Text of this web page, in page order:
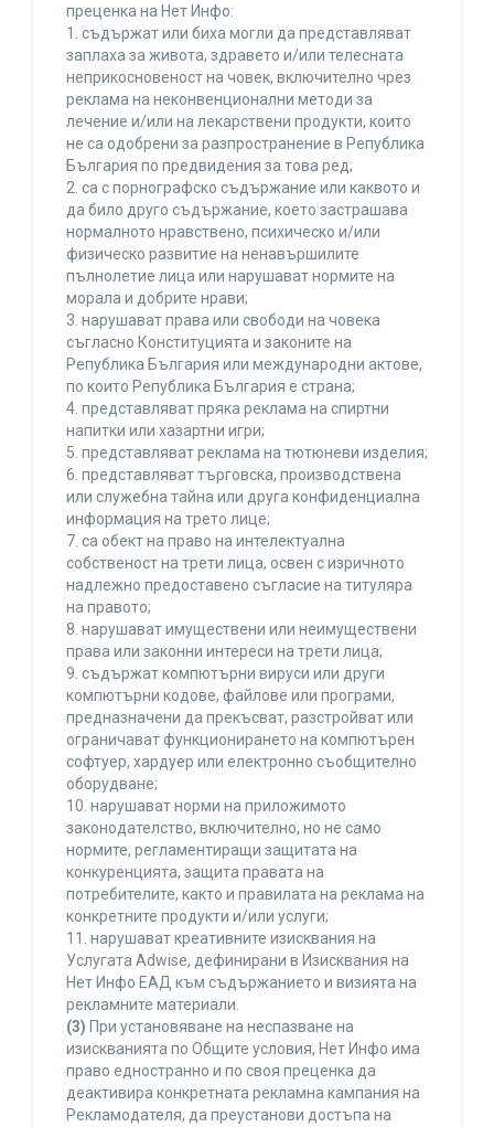
преценка на Нет Инфо:
1. съдържат или биха могли да представляват
заплаха за живота, здравето и/или телесната
неприкосновеност на човек, включително чрез
реклама на неконвенционални методи за
лечение и/или на лекарствени продукти, които
не са одобрени за разпространение в Република
България по предвидения за това ред;
2. са с порнографско съдържание или каквото и
да било друго съдържание, което застрашава
нормалното нравствено, психическо и/или
физическо развитие на ненавършилите
пълнолетие лица или нарушават нормите на
морала и добрите нрави;
3. нарушават права или свободи на човека
съгласно Конституцията и законите на
Република България или международни актове,
по които Република България е страна;
4. представляват пряка реклама на спиртни
напитки или хазартни игри;
5. представляват реклама на тютюневи изделия;
6. представляват търговска, производствена
или служебна тайна или друга конфиденциална
информация на трето лице;
7. са обект на право на интелектуална
собственост на трети лица, освен с изричното
надлежно предоставено съгласие на титуляра
на правото;
8. нарушават имуществени или неимуществени
права или законни интереси на трети лица;
9. съдържат компютърни вируси или други
компютърни кодове, файлове или програми,
предназначени да прекъсват, разстройват или
ограничават функционирането на компютърен
софтуер, хардуер или електронно съобщително
оборудване;
10. нарушават норми на приложимото
законодателство, включително, но не само
нормите, регламентиращи защитата на
конкуренцията, защита правата на
потребителите, както и правилата на реклама на
конкретните продукти и/или услуги;
11. нарушават креативните изисквания на
Услугата Adwise, дефинирани в Изисквания на
Нет Инфо ЕАД към съдържанието и визията на
рекламните материали.
(3) При установяване на неспазване на
изискванията по Общите условия, Нет Инфо има
право едностранно и по своя преценка да
деактивира конкретната рекламна кампания на
Рекламодателя, да преустанови достъпа на